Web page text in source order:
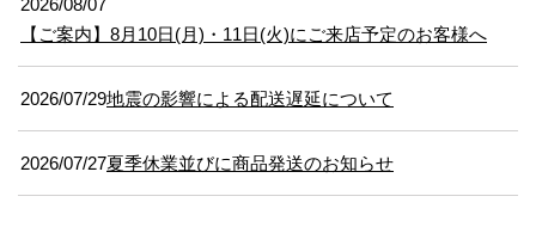
2026/08/07
【ご案内】8月10日(月)・11日(火)にご来店予定のお客様へ
2026/07/29地震の影響による配送遅延について
2026/07/27夏季休業並びに商品発送のお知らせ